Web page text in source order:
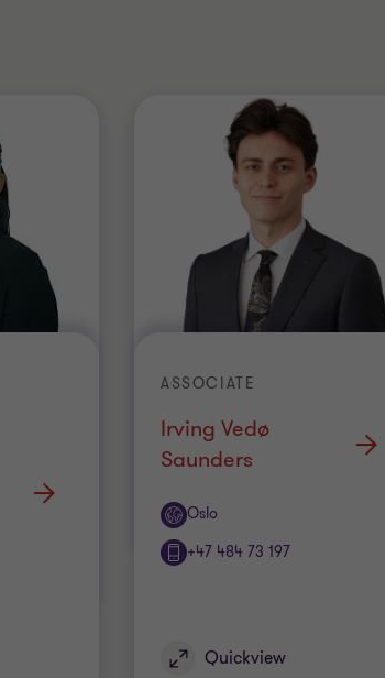
Irving Vedø
Saunders
ASSOCIATE
Oslo
Office
+47 484 73 197
Quickview